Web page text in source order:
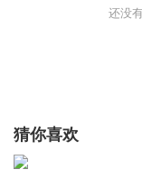
还没
猜你喜欢